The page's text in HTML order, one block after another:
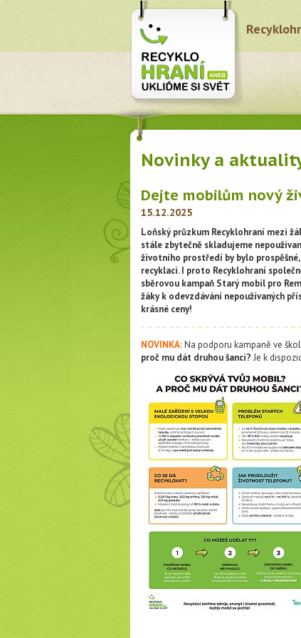
Novinky a
Dejte mobilům nový
15.12.2025
Loňský průzkum Recyklohraní mezi
stále zbytečně skladujeme
životního prostředí by bylo
recyklaci. I proto Recyklohraní
sběrovou kampaň Starý mobil pro
žáky k odevzdávání nepoužívaných
krásné ceny!
NOVINKA:Na podporu kampaně ve
proč mu dát druhou šanci? Je k